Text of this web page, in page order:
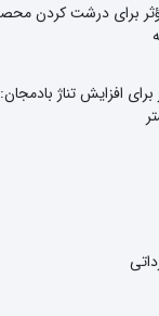
برای درشت کردن
افزایش تناژ